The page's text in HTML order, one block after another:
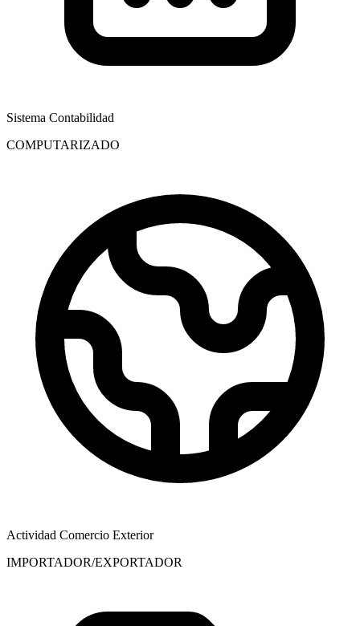
Sistema Contabilidad
COMPUTARIZADO
Actividad Comercio Exterior
IMPORTADOR/EXPORTADOR